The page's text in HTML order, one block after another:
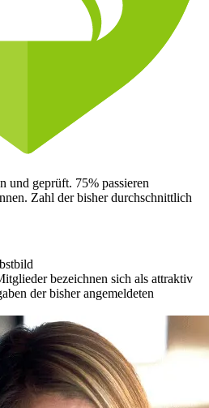
und geprüft. 75% passieren
Zahl der bisher durchschnittlich
bezeichnen sich als attraktiv
der bisher angemeldeten